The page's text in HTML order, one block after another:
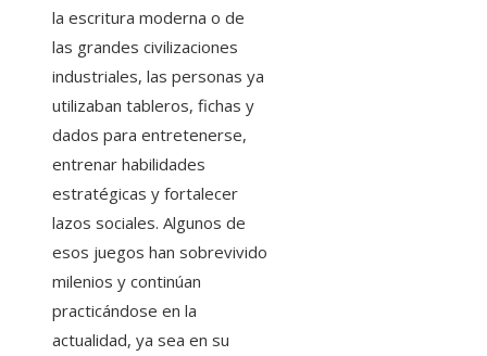
la escritura moderna o de
las grandes civilizaciones
industriales, las personas ya
utilizaban tableros, fichas y
dados para entretenerse,
entrenar habilidades
estratégicas y fortalecer
lazos sociales. Algunos de
esos juegos han sobrevivido
milenios y continúan
practicándose en la
actualidad, ya sea en su